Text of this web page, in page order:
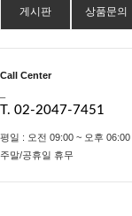
게시판 상품문의
Call Center
T. 02-2047-7451
평일 : 오전 09:00 ~ 오후 06:00
주말/공휴일 휴무